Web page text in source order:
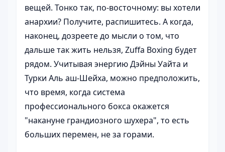
вещей. Тонко так, по-восточному: вы хотели
анархии? Получите, распишитесь. А когда,
наконец, дозреете до мысли о том, что
дальше так жить нельзя, Zuffa Boxing будет
рядом. Учитывая энергию Дэйны Уайта и
Турки Аль аш-Шейха, можно предположить,
что время, когда система
профессионального бокса окажется
"накануне грандиозного шухера", то есть
больших перемен, не за горами.